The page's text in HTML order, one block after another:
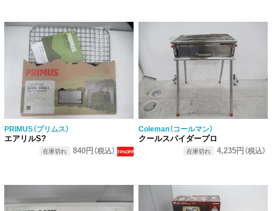
PRIMUS（プリムス）
エアリルS?
在庫切れ 840円（税込） 74%OFF
Coleman（コールマン）
クールスパイダープロ
在庫切れ 4,235円（税込）